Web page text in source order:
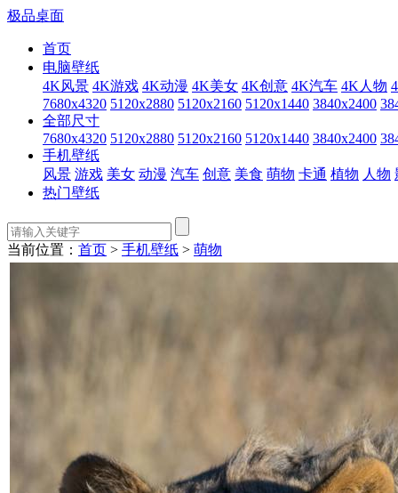
极品桌面
首页
电脑壁纸
4K风景 4K游戏 4K动漫 4K美女 4K创意 4K汽车 4K人物
7680x4320 5120x2880 5120x2160 5120x1440 3840x2400
全部尺寸
7680x4320 5120x2880 5120x2160 5120x1440 3840x2400
手机壁纸
风景 游戏 美女 动漫 汽车 创意 美食 萌物 卡通 植物 人物
热门壁纸
当前位置： 首页 > 手机壁纸 > 萌物